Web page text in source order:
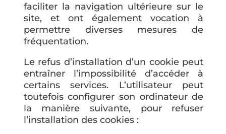
faciliter la navigation ultérieure sur le
site, et ont également vocation à
permettre diverses mesures de
fréquentation.
Le refus d’installation d’un cookie peut
entraîner l’impossibilité d’accéder à
certains services. L’utilisateur peut
toutefois configurer son ordinateur de
la manière suivante, pour refuser
l’installation des cookies :